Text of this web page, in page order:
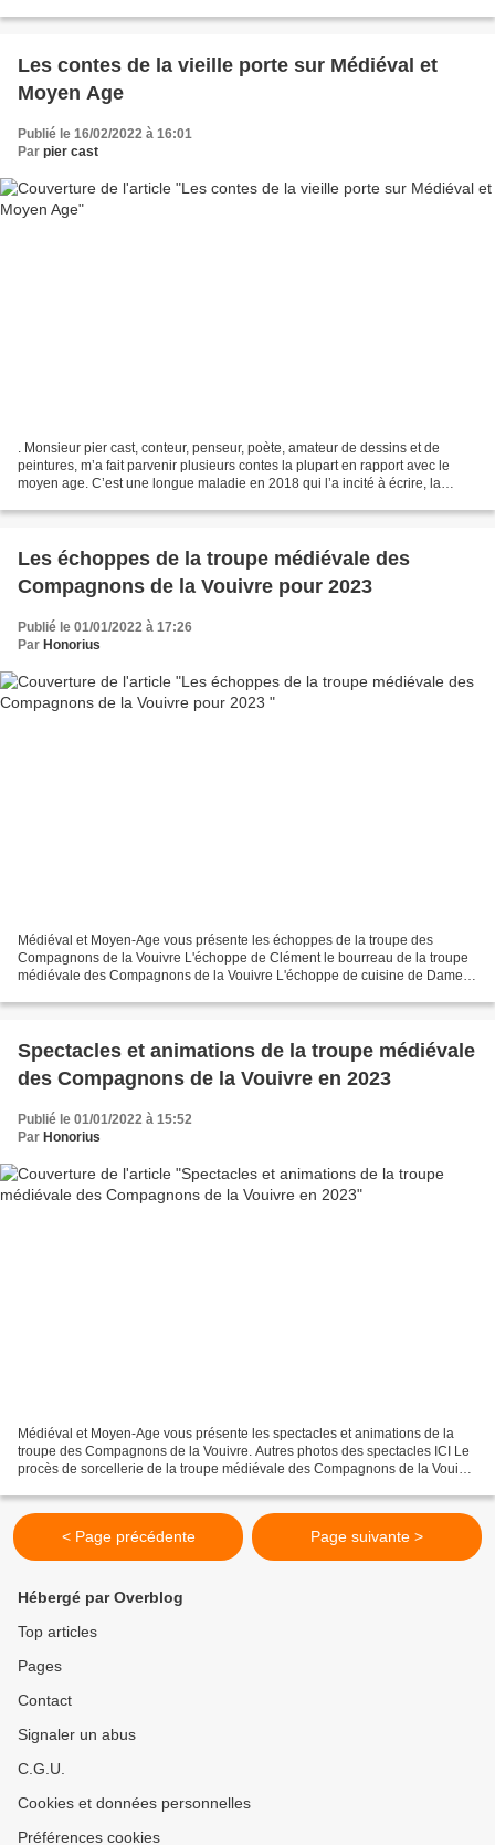
Les contes de la vieille porte sur Médiéval et
Moyen Age
Publié le 16/02/2022 à 16:01
Par pier cast
. Monsieur pier cast, conteur, penseur, poète, amateur de dessins et de
peintures, m’a fait parvenir plusieurs contes la plupart en rapport avec le
moyen age. C’est une longue maladie en 2018 qui l’a incité à écrire, la
Les échoppes de la troupe médiévale des
Compagnons de la Vouivre pour 2023
Publié le 01/01/2022 à 17:26
Par Honorius
Médiéval et Moyen-Age vous présente les échoppes de la troupe des
Compagnons de la Vouivre L'échoppe de Clément le bourreau de la troupe
médiévale des Compagnons de la Vouivre L'échoppe de cuisine de Dame
Spectacles et animations de la troupe médiévale
des Compagnons de la Vouivre en 2023
Publié le 01/01/2022 à 15:52
Par Honorius
Médiéval et Moyen-Age vous présente les spectacles et animations de la
troupe des Compagnons de la Vouivre. Autres photos des spectacles ICI Le
procès de sorcellerie de la troupe médiévale des Compagnons de la Vouivre
< Page précédente Page suivante >
Hébergé par Overblog
Top articles
Pages
Contact
Signaler un abus
C.G.U.
Cookies et données personnelles
Préférences cookies